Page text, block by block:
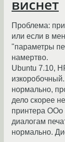
виснет
Проблема:
или если в
"параметры
намертво.
Ubuntu 7.10,
нормально,
дело скорее
принтера ООо
диалогам
нормально.